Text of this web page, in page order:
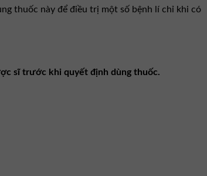
thuốc này để điều trị một số bệnh lí chỉ khi có
sĩ trước khi quyết định dùng thuốc.